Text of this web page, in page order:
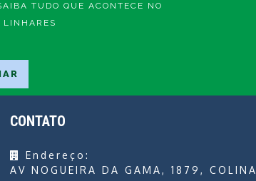
TUDO QUE ACONTECE NO
LINHARES
CONTATO
Endereço:
AV NOGUEIRA DA GAMA, 1879, COLINA